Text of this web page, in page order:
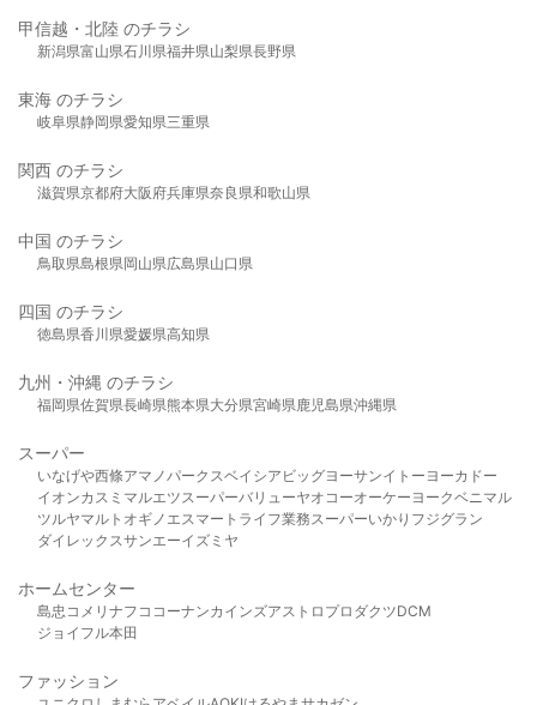
甲信越・北陸 のチラシ
新潟県富山県石川県福井県山梨県長野県
東海 のチラシ
岐阜県静岡県愛知県三重県
関西 のチラシ
滋賀県京都府大阪府兵庫県奈良県和歌山県
中国 のチラシ
鳥取県島根県岡山県広島県山口県
四国 のチラシ
徳島県香川県愛媛県高知県
九州・沖縄 のチラシ
福岡県佐賀県長崎県熊本県大分県宮崎県鹿児島県沖縄県
スーパー
いなげや西條アマノパークスベイシア ビッグヨーサンイトーヨーカドー
イオンカスミ マルエツスーパーバリューヤオコーオーケー ヨークベニマル
ツルヤマルト オギノ エスマート ライフ業務スーパーいかり フジグラン
ダイレックスサンエーイズミヤ
ホームセンター
島忠 コメリ ナフコ コーナンカインズアストロプロダクツDCM
ジョイフル本田
ファッション